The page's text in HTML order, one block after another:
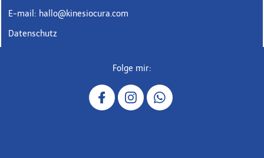
E-mail: hallo@kinesiocura.com
Datenschutz
Folge mir: